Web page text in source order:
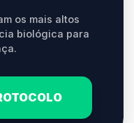
os mais altos
biológica para